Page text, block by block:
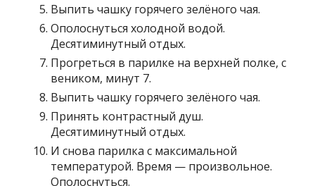
Выпить чашку горячего зелёного чая.
Ополоснуться холодной водой.
Десятиминутный отдых.
Прогреться в парилке на верхней полке, с
веником, минут 7.
Выпить чашку горячего зелёного чая.
Принять контрастный душ.
Десятиминутный отдых.
И снова парилка с максимальной
температурой. Время — произвольное.
Ополоснуться.